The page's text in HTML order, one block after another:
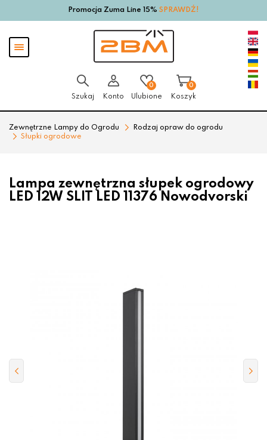
Przejdź
głównego
Przejdź
menu
stopce
Promocja Zuma Line 15% SPRAWDŹ!
Pokaż
menu
Szukaj Konto
0
Ulubione
0
Koszyk
Zewnętrzne Lampy do Ogrodu
Rodzaj opraw do ogrodu
Słupki ogrodowe
Lampa zewnętrzna słupek ogrodowy
LED 12W SLIT LED 11376 Nowodvorski